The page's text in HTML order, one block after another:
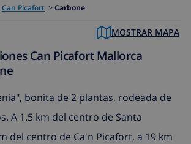
Can Picafort > Carbone
MOSTRAR MAPA
Can Picafort Mallorca
bonita de 2 plantas, rodeada de
A 1.5 km del centro de Santa
del centro de Ca'n Picafort, a 19 km